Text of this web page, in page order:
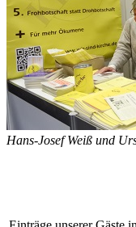
Hans-Josef Weiß und